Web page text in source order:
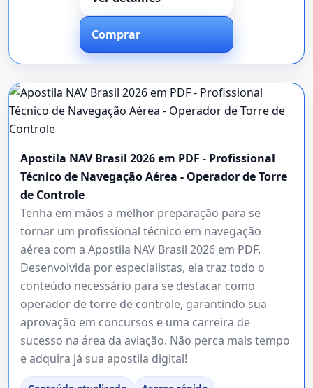
Comprar
Apostila NAV Brasil 2026 em PDF - Profissional
Técnico de Navegação Aérea - Operador de Torre
de Controle
Tenha em mãos a melhor preparação para se
tornar um profissional técnico em navegação
aérea com a Apostila NAV Brasil 2026 em PDF.
Desenvolvida por especialistas, ela traz todo o
conteúdo necessário para se destacar como
operador de torre de controle, garantindo sua
aprovação em concursos e uma carreira de
sucesso na área da aviação. Não perca mais tempo
e adquira já sua apostila digital!